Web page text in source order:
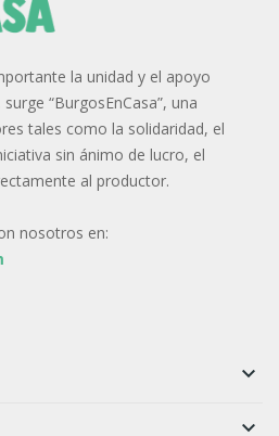
la unidad y el apoyo
“BurgosEnCasa”, una
tales como la solidaridad, el
sin ánimo de lucro, el
al productor.
nosotros en:
keyboard_arrow_down
keyboard_arrow_down